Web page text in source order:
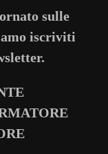
sulle
iscriviti